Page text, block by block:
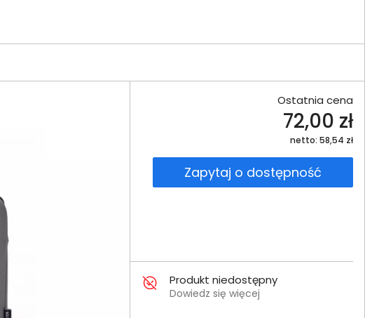
Ostatnia cena
72,00 zł
netto: 58,54 zł
Zapytaj o dostępność
Produkt niedostępny
Dowiedz się więcej